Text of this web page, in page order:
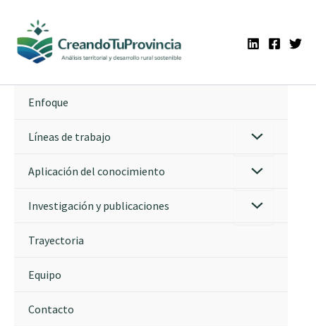
contenido
Enfoque
Líneas de trabajo
Aplicación del conocimiento
Investigación y publicaciones
Trayectoria
Equipo
Contacto